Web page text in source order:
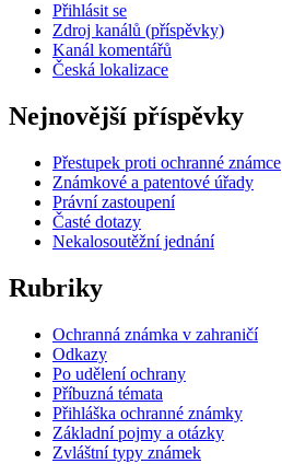
Přihlásit se
Zdroj kanálů (příspěvky)
Kanál komentářů
Česká lokalizace
Nejnovější příspěvky
Přestupek proti ochranné známce
Známkové a patentové úřady
Právní zastoupení
Časté dotazy
Nekalosoutěžní jednání
Rubriky
Ochranná známka v zahraničí
Odkazy
Po udělení ochrany
Příbuzná témata
Přihláška ochranné známky
Základní pojmy a otázky
Zvláštní typy známek